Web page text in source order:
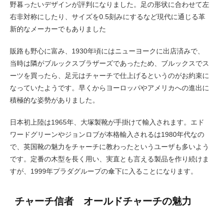
野暮ったいデザインが評判になりました。足の形状に合わせて左
右非対称にしたり、サイズを0.5刻みにするなど現代に通じる革
新的なメーカーでもありました
販路も野心に富み、1930年頃にはニューヨークに出店済みで、
当時は隣がブルックスブラザーズであったため、ブルックスでス
ーツを買ったら、足元はチャーチで仕上げるというのがお約束に
なっていたようです。早くからヨーロッパやアメリカへの進出に
積極的な姿勢がありました。
日本初上陸は1965年、大塚製靴が手掛けて輸入されます。エド
ワードグリーンやジョンロブが本格輸入されるは1980年代なの
で、英国靴の魅力をチャーチに教わったというユーザも多いよう
です。定番の木型を長く用い、実直とも言える製品を作り続けま
すが、1999年プラダグループの傘下に入ることになります。
チャーチ信者 オールドチャーチの魅力